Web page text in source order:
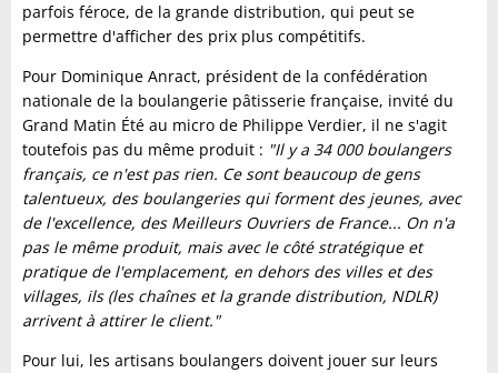
parfois féroce, de la grande distribution, qui peut se
permettre d'afficher des prix plus compétitifs.
Pour Dominique Anract, président de la confédération
nationale de la boulangerie pâtisserie française, invité du
Grand Matin Été au micro de Philippe Verdier, il ne s'agit
toutefois pas du même produit : "Il y a 34 000 boulangers
français, ce n'est pas rien. Ce sont beaucoup de gens
talentueux, des boulangeries qui forment des jeunes, avec
de l'excellence, des Meilleurs Ouvriers de France... On n'a
pas le même produit, mais avec le côté stratégique et
pratique de l'emplacement, en dehors des villes et des
villages, ils (les chaînes et la grande distribution, NDLR)
arrivent à attirer le client."
Pour lui, les artisans boulangers doivent jouer sur leurs